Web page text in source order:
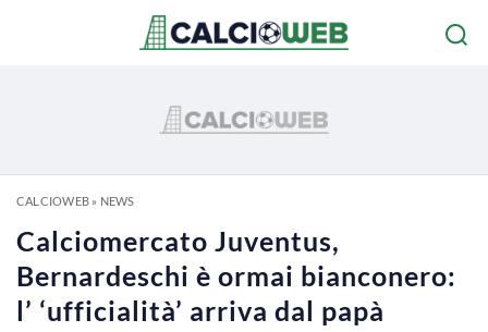
CALCIOWEB» NEWS
Calciomercato Juventus,
Bernardeschi è ormai bianconero:
l’ ‘ufficialità’ arriva dal papà